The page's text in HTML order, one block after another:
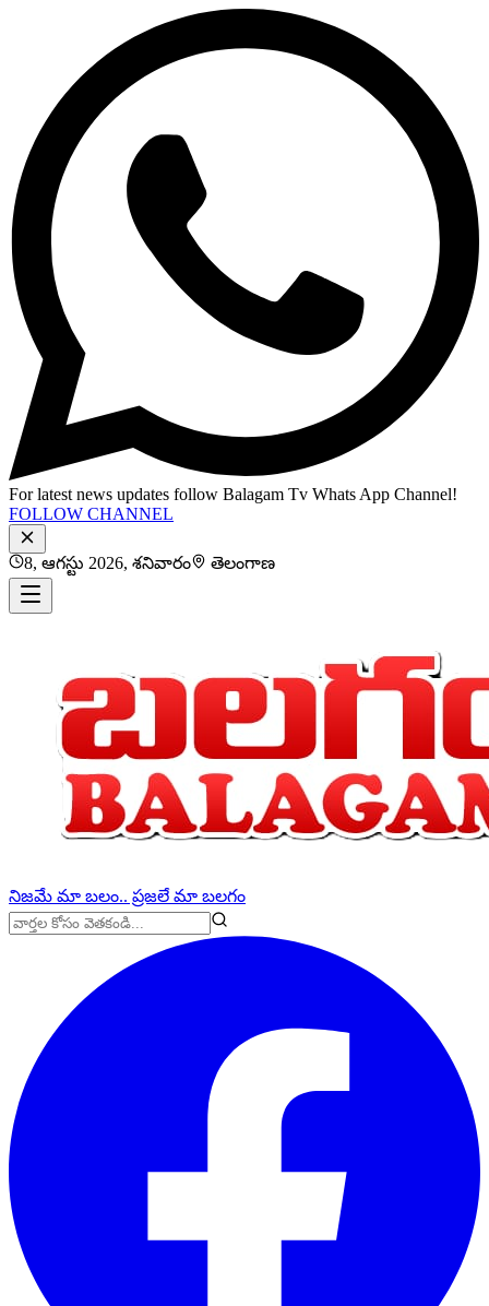
For latest news updates follow Balagam Tv Whats App Channel!
FOLLOW CHANNEL
8, ఆగస్టు 2026, శనివారం తెలంగాణ
నిజమే మా బలం.. ప్రజలే మా బలగం